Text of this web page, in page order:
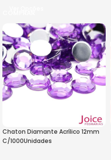
Chaton Diamante Acrílico 12mm
C/1000Unidades